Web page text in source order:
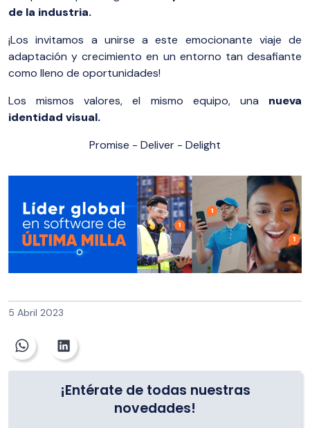
de la industria.
¡Los invitamos a unirse a este emocionante viaje de
adaptación y crecimiento en un entorno tan desafiante
como lleno de oportunidades!
Los mismos valores, el mismo equipo, una nueva
identidad visual.
Promise - Deliver - Delight
5 Abril 2023
¡Entérate de todas nuestras
novedades!